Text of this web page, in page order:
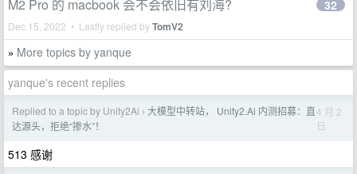
M2 Pro 的 macbook 会不会依旧有刘海?
Dec 15, 2022 • Lastly replied byTomV2
32
» More topics by yanque
yanque's recent replies
Replied to a topic by Unity2Ai › 大模型中转站， Unity2.Ai 内测招募：直
达源头，拒绝“掺水”！
4 月 2
日
513 感谢